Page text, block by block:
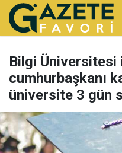
Bilgi Üniversitesi
cumhurbaşkanı
üniversite 3 gün